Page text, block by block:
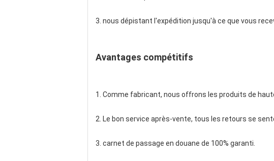
3. nous dépistant l'expédition jusqu'à ce que vous
Avantages compétitifs
1. Comme fabricant, nous offrons les produits de
2. Le bon service après-vente, tous les retours se
3. carnet de passage en douane de 100% garanti.